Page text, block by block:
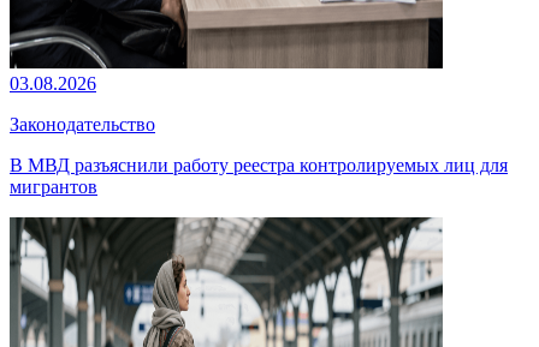
03.08.2026
Законодательство
В МВД разъяснили работу реестра контролируемых лиц для
мигрантов